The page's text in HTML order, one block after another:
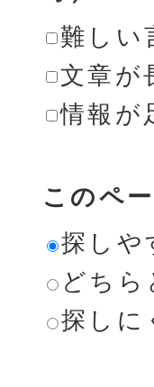
難しい
文章が
情報が
このペ
探しや
どちら
探しに